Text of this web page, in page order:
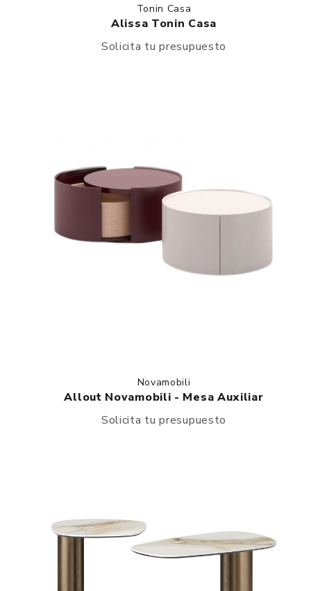
Tonin Casa
Alissa Tonin Casa
Solicita tu presupuesto
Novamobili
Allout Novamobili - Mesa Auxiliar
Solicita tu presupuesto